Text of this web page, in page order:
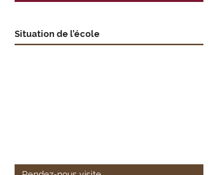
Situation de l’école